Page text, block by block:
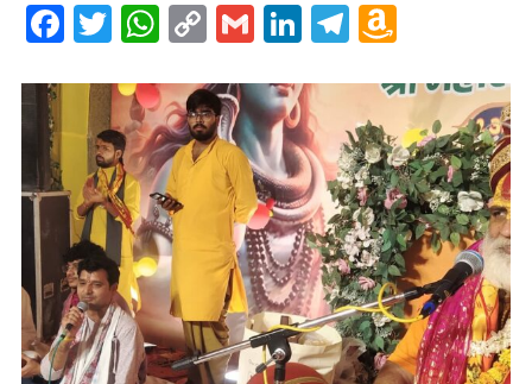
Facebook
Twitter
WhatsApp
CopyGmailLinkedIn
Telegram
List